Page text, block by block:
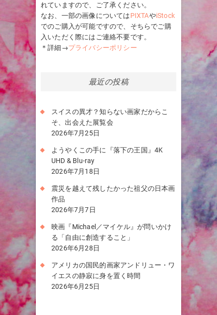
れていますので、ご了承ください。
なお、一部の画像についてはPIXTAやiStock
でのご購入が可能ですので、そちらでご購
入いただく際にはご連絡不要です。
＊詳細→プライバシーポリシー
最近の投稿
スイスの異才？知らない画家だからこ
そ、出会えた展覧会
2026年7月25日
ようやくこの手に『落下の王国』4K
UHD & Blu-ray
2026年7月18日
震災を越えて残したかった祖父の日本画
作品
2026年7月7日
映画『Michael／マイケル』が問いかけ
る「自由に創造すること」
2026年6月28日
アメリカの国民的画家アンドリュー・ワ
イエスの静寂に身を置く時間
2026年6月25日